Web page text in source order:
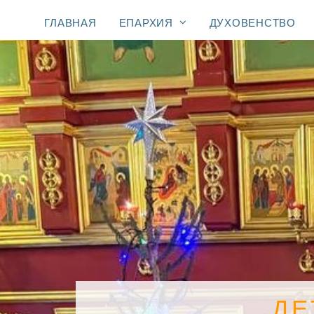
ГЛАВНАЯ ЕПАРХИЯ ДУХОВЕНСТВО